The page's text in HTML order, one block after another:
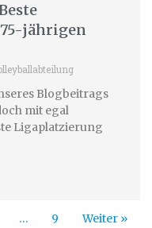
jährigen
Blogbeitrags
mit egal
Ligaplatzierung
… 9 Weiter »